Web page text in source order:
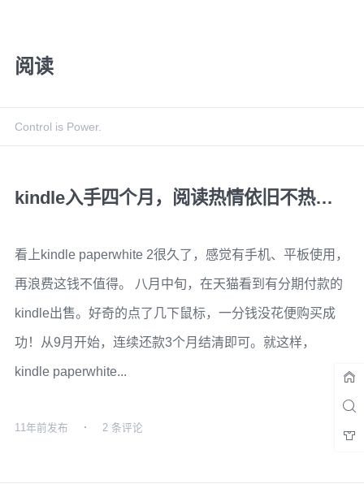
阅读
Control is Power.
kindle入手四个月，阅读热情依旧不热…
看上kindle paperwhite 2很久了，感觉有手机、平板使用，
再浪费这钱不值得。 八月中旬，在天猫看到有分期付款的
kindle出售。好奇的点了几下鼠标，一分钱没花便购买成
功！从9月开始，连续还款3个月结清即可。就这样，
kindle paperwhite...
11年前发布 2 条评论